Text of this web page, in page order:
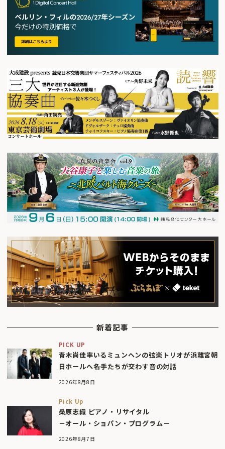
新着記事
PICK UP
青木尚佳率いるミュンヘンの弦楽トリオが浜離宮朝
日ホールへ――名手たちが交わす音の対話
2026年8月8日
Pick Up
桑原志織 ピアノ・リサイタル
－オール・ショパン・プログラム－
2026年8月7日